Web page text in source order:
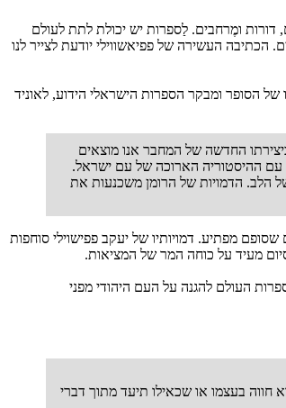
ומֶרחבים. לַספרות יש יכולת לתת לעולם
העשירה של פפיאשווילי יודעת לצייר לנו
הסופר ומבקר הספרות הישראלי הידוע, לאוניד
החדשה של המחבר אנו מוצאים
עם ההיסטוריה הארוכה של עם ישראל.
הלב. הדמויות של הרומן משכנעות את
מפתיע. דמויותיו של יעקב פפישוילי סוחפות
מעיד על כוחה המר של המציאות.
ביותר של ספרות העולם להגנה על העם היהודי מפני
חווה בעצמו או שכאילו תיעד מתוך דברי